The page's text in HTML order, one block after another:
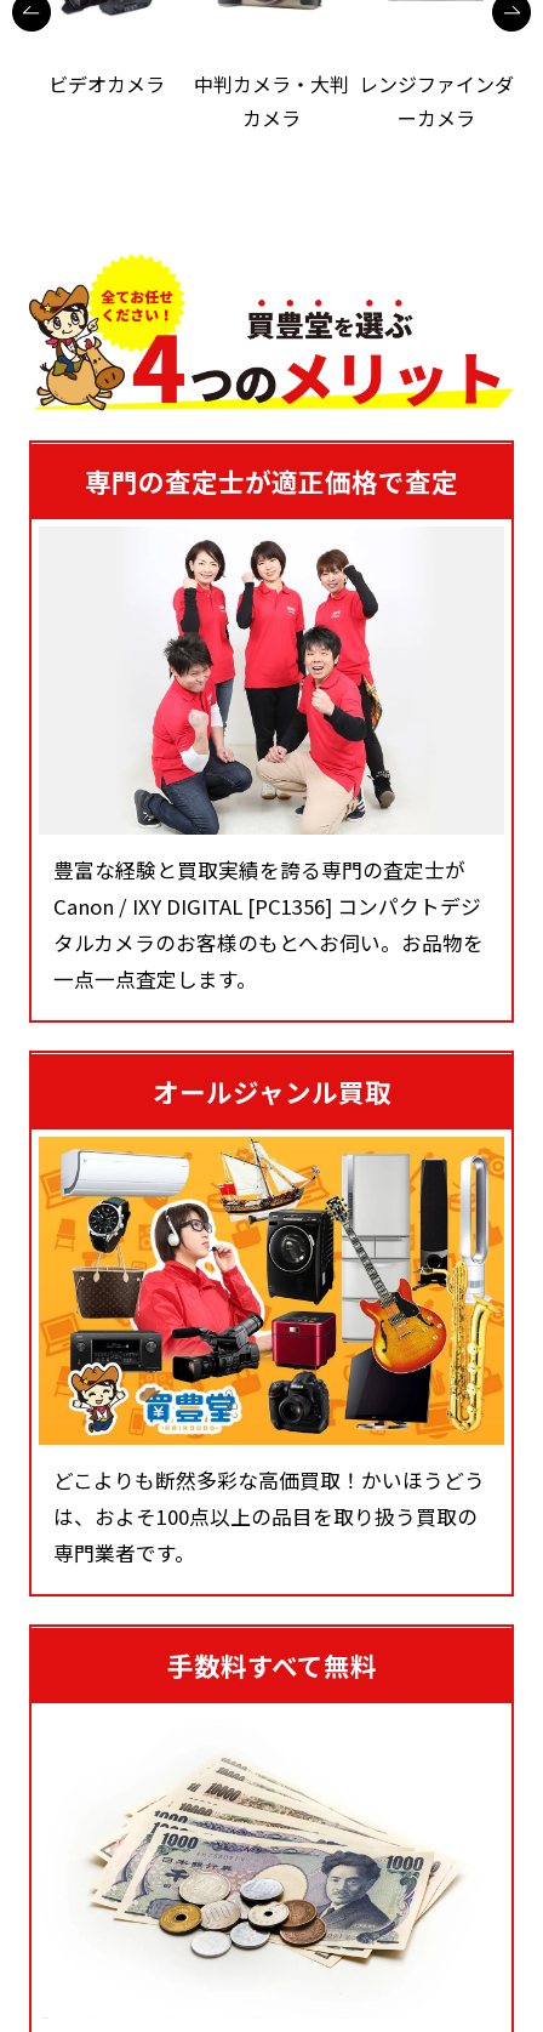
ビデオカメラ
中判カメラ・大判
カメラ
レンジファインダ
ーカメラ
専門の査定士が適正価格で査定
豊富な経験と買取実績を誇る専門の査定士が
Canon / IXY DIGITAL [PC1356] コンパクトデジ
タルカメラのお客様のもとへお伺い。お品物を
一点一点査定します。
オールジャンル買取
どこよりも断然多彩な高価買取！かいほうどう
は、およそ100点以上の品目を取り扱う買取の
専門業者です。
手数料すべて無料